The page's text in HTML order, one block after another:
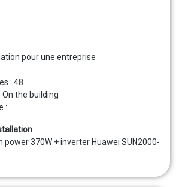
pour une entreprise
: 48
On the building
:
power 370W + inverter Huawei SUN2000-